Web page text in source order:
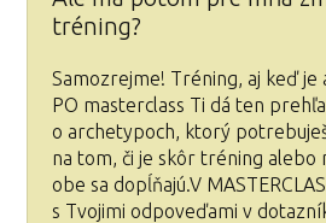
tréning?
Samozrejme! Tréning, aj keď je
PO masterclass Ti dá ten
o archetypoch, ktorý
na tom, či je skôr tréning alebo
obe sa dopĺňajú.V
s Tvojimi odpoveďami v